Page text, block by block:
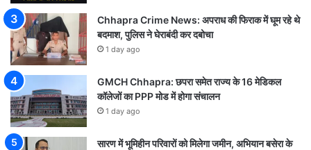
Chhapra Crime News: अपराध की फिराक में घूम रहे थे
बदमाश, पुलिस ने घेराबंदी कर दबोचा
1 day ago
GMCH Chhapra: छपरा समेत राज्य के 16 मेडिकल
कॉलेजों का PPP मोड में होगा संचालन
1 day ago
सारण में भूमिहीन परिवारों को मिलेगा जमीन, अभियान बसेरा के